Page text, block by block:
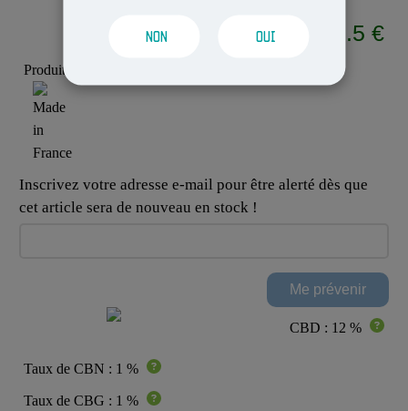
NON OUI 3.5 €
Produit MADE IN :
Inscrivez votre adresse e-mail pour être alerté dès que
cet article sera de nouveau en stock !
CBD : 12 %
Taux de CBN : 1 %
Taux de CBG : 1 %